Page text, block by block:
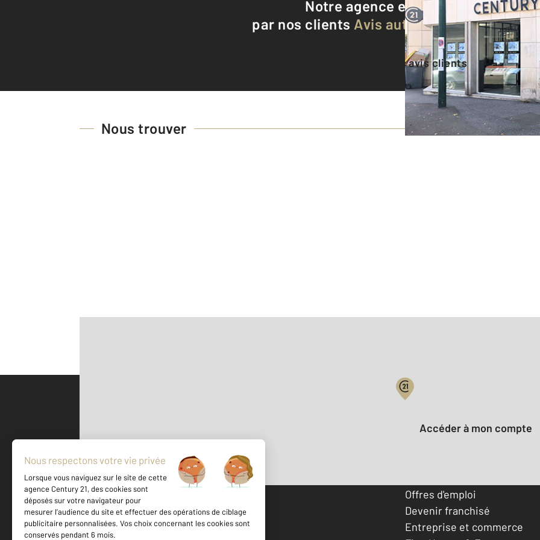
Notre agence est notée
9,2/10
par nos clients Avis authentifiés par
Voir tous les avis clients
Nous trouver
500 m ©Mappy
Votre compte :
Accéder à mon compte
Votre agence est notée
Offres d'emploi
Devenir franchisé
Entreprise et commerce